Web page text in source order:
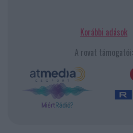
Korábbi adások
A rovat támogatói: